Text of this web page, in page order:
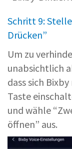
Schritt 9:
Drücken”
Um zu
unabsichtlich
dass sich
Taste
und wähle
öffnen” aus.